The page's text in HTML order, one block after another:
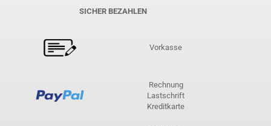
SICHER BEZAHLEN
Vorkasse
Rechnung
Lastschrift
Kreditkarte